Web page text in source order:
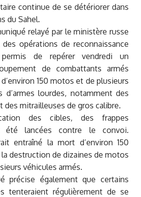
continue de se détériorer dans
du Sahel.
relayé par le ministère russe
opérations de reconnaissance
de repérer vendredi un
de combattants armés
150 motos et de plusieurs
d’armes lourdes, notamment des
des mitrailleuses de gros calibre.
des cibles, des frappes
été lancées contre le convoi.
entraîné la mort d’environ 150
destruction de dizaines de motos
véhicules armés.
précise également que certains
tenteraient régulièrement de se